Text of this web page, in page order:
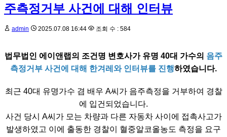
주측정거부 사건에 대해 인터뷰
admin 2025.07.08 16:44 조회 수 : 584
법무법인 에이앤랩의 조건명 변호사가 유명 40대 가수의 음주
측정거부 사건에 대해 한겨레와 인터뷰를 진행하였습니다.
최근 40대 유명가수 겸 배우 A씨가 음주측정을 거부하여 경찰
에 입건되었습니다.
사건 당시 A씨가 모는 차량과 다른 자동차 사이에 접촉사고가
발생하였고 이에 출동한 경찰이 혈중알코올농도 측정을 요구